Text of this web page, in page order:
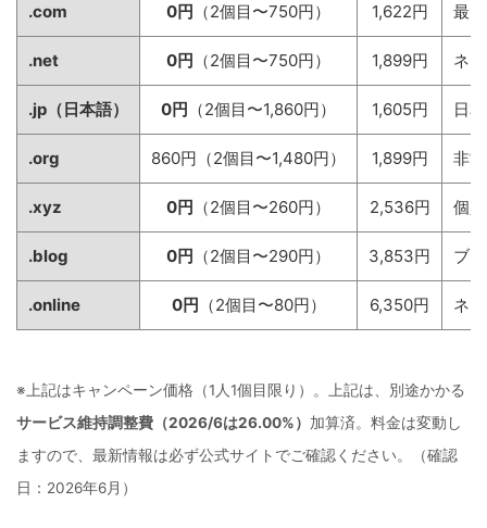
.com 0円 （2個目〜750円） 1,622円 最
.net 0円 （2個目〜750円） 1,899円 ネ
.jp（日本語） 0円 （2個目〜1,860円） 1,605円 日
.org 860円（2個目〜1,480円） 1,899円 非
.xyz 0円 （2個目〜260円） 2,536円 個
.blog 0円 （2個目〜290円） 3,853円 ブ
.online 0円 （2個目〜80円） 6,350円 ネ
※上記はキャンペーン価格（1人1個目限り）。上記は、別途かかる
サービス維持調整費（2026/6は26.00%） 加算済。料金は変動し
ますので、最新情報は必ず公式サイトでご確認ください。（確認
日：2026年6月）